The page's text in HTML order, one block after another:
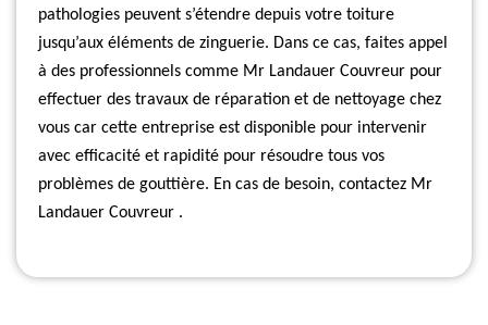
pathologies peuvent s’étendre depuis votre toiture
jusqu’aux éléments de zinguerie. Dans ce cas, faites appel
à des professionnels comme Mr Landauer Couvreur pour
effectuer des travaux de réparation et de nettoyage chez
vous car cette entreprise est disponible pour intervenir
avec efficacité et rapidité pour résoudre tous vos
problèmes de gouttière. En cas de besoin, contactez Mr
Landauer Couvreur .